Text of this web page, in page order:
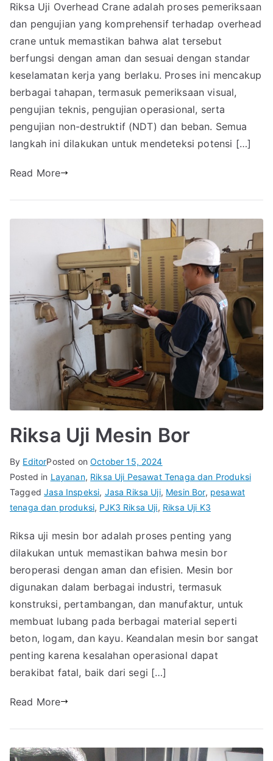
Riksa Uji Overhead Crane adalah proses pemeriksaan
dan pengujian yang komprehensif terhadap overhead
crane untuk memastikan bahwa alat tersebut
berfungsi dengan aman dan sesuai dengan standar
keselamatan kerja yang berlaku. Proses ini mencakup
berbagai tahapan, termasuk pemeriksaan visual,
pengujian teknis, pengujian operasional, serta
pengujian non-destruktif (NDT) dan beban. Semua
langkah ini dilakukan untuk mendeteksi potensi […]
Read More
Riksa Uji Mesin Bor
By EditorPosted onOctober 15, 2024
Posted in Layanan, Riksa Uji Pesawat Tenaga dan Produksi
TaggedJasa Inspeksi, Jasa Riksa Uji, Mesin Bor, pesawat
tenaga dan produksi, PJK3 Riksa Uji, Riksa Uji K3
Riksa uji mesin bor adalah proses penting yang
dilakukan untuk memastikan bahwa mesin bor
beroperasi dengan aman dan efisien. Mesin bor
digunakan dalam berbagai industri, termasuk
konstruksi, pertambangan, dan manufaktur, untuk
membuat lubang pada berbagai material seperti
beton, logam, dan kayu. Keandalan mesin bor sangat
penting karena kesalahan operasional dapat
berakibat fatal, baik dari segi […]
Read More